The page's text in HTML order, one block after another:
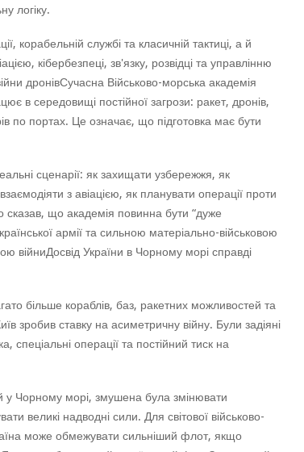
логіку.
корабельній службі та класичній тактиці, а й
кібербезпеці, зв'язку, розвідці та управлінню
дронівСучасна Військово-морська академія
в середовищі постійної загрози: ракет, дронів,
по портах. Це означає, що підготовка має бути
сценарії: як захищати узбережжя, як
з авіацією, як планувати операції проти
що академія повинна бути “дуже
армії та сильною матеріально-військовою
України в Чорному морі справді
більше кораблів, баз, ракетних можливостей та
зробив ставку на асиметричну війну. Були задіяні
спеціальні операції та постійний тиск на
у Чорному морі, змушена була змінювати
великі надводні сили. Для світової військово-
може обмежувати сильніший флот, якщо